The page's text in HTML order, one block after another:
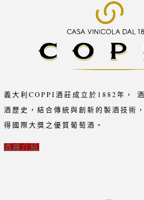
義大利COPPI酒莊成立於1882年，
酒歷史，結合傳統與創新的製酒技術
得國際大獎之優質葡萄酒。
酒廠介紹